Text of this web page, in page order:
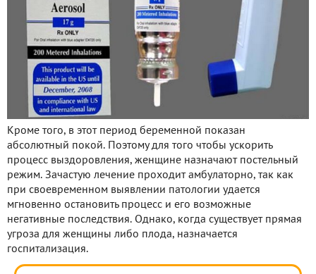
Кроме того, в этот период беременной показан
абсолютный покой. Поэтому для того чтобы ускорить
процесс выздоровления, женщине назначают постельный
режим. Зачастую лечение проходит амбулаторно, так как
при своевременном выявлении патологии удается
мгновенно остановить процесс и его возможные
негативные последствия. Однако, когда существует прямая
угроза для женщины либо плода, назначается
госпитализация.